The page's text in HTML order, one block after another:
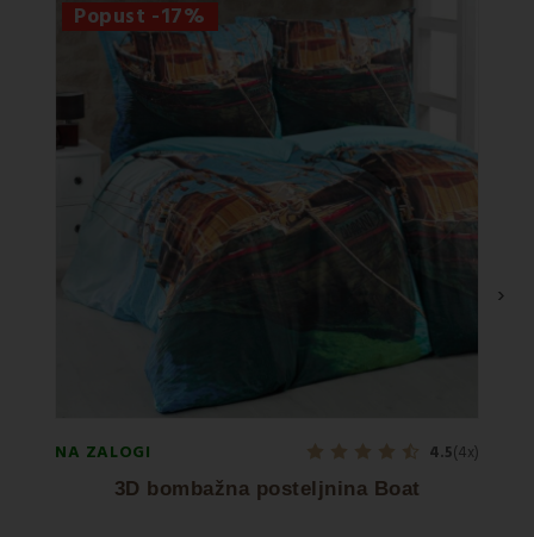
Popust -17%
NA ZALOGI 4.5(4x)
3D bombažna posteljnina Boat
›